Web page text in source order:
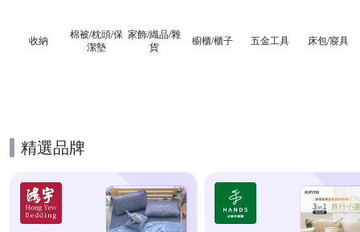
收納
棉被/枕頭/保
潔墊
家飾/織品/雜
貨
櫥櫃/櫃子 五金工具 床包/寢具
精選品牌